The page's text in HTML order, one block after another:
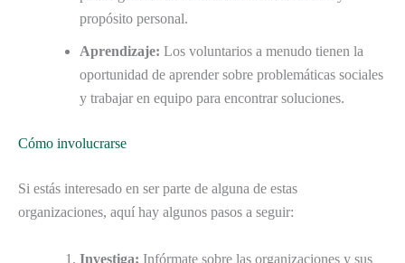
propósito personal.
Aprendizaje: Los voluntarios a menudo tienen la
oportunidad de aprender sobre problemáticas sociales
y trabajar en equipo para encontrar soluciones.
Cómo involucrarse
Si estás interesado en ser parte de alguna de estas
organizaciones, aquí hay algunos pasos a seguir:
Investiga: Infórmate sobre las organizaciones y sus